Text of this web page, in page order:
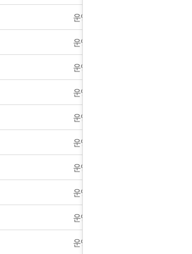
따불로 증정해드립니다.
체 운송장 조회 하는법
운영자
운영자
운영자
운영자
운영자
운영자
운영자
운영자
운영자
운영자